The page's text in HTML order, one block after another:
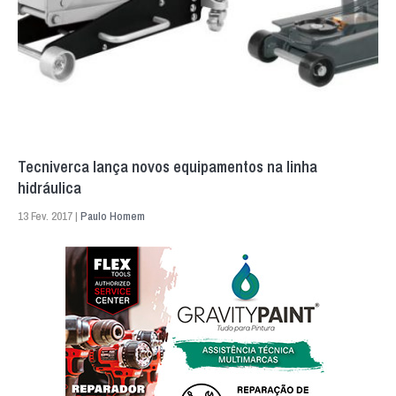
Tecniverca lança novos equipamentos na linha
hidráulica
13 Fev. 2017 | Paulo Homem